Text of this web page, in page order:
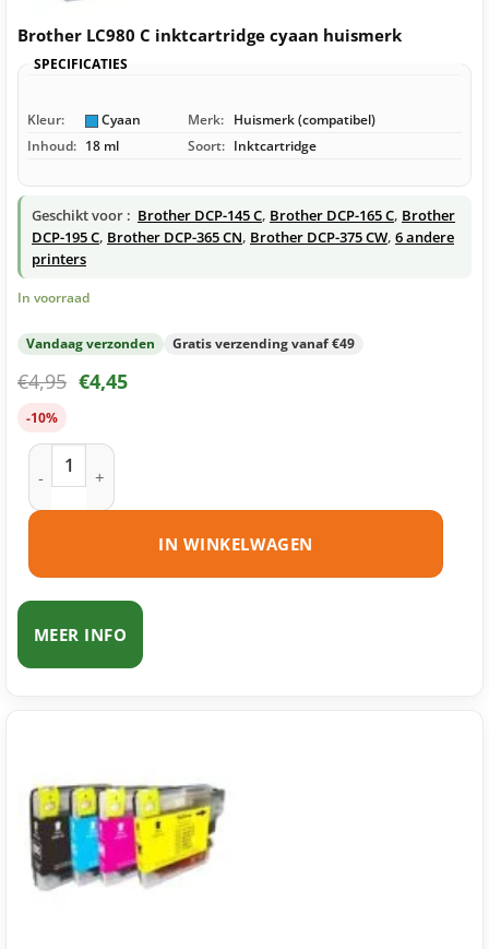
Brother LC980 C inktcartridge cyaan huismerk
SPECIFICATIES
Kleur: Cyaan Merk: Huismerk (compatibel)
Inhoud: 18 ml Soort: Inktcartridge
Geschikt voor : Brother DCP-145 C, Brother DCP-165 C, Brother
DCP-195 C, Brother DCP-365 CN, Brother DCP-375 CW, 6 andere
printers
In voorraad
Vandaag verzonden Gratis verzending vanaf €49
€4,95 €4,45
-10%
Brother LC980 C inktcartridge cyaan huismerk aantal
IN WINKELWAGEN
MEER INFO